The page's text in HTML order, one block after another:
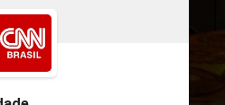
Botafogo, surgiu em
Three Monkeys
de bons de copo